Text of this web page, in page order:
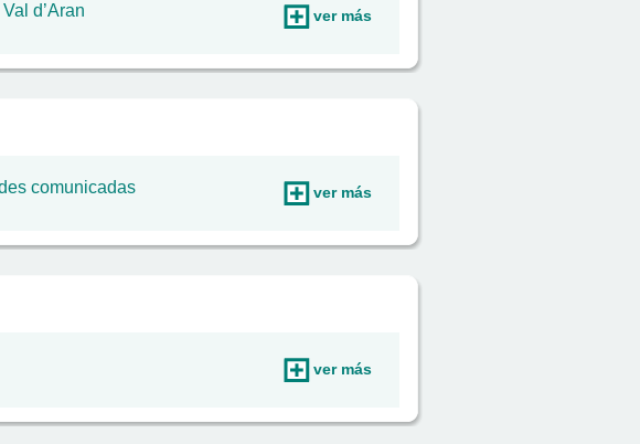
d’Aran ver más
comunicadas ver más
ver más